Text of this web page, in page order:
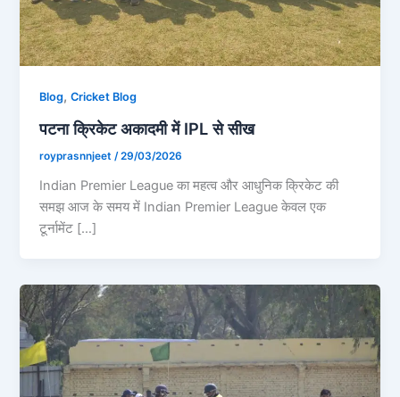
Blog,Cricket Blog
पटना क्रिकेट अकादमी में IPL से सीख
royprasnnjeet/29/03/2026
Indian Premier League का महत्व और आधुनिक क्रिकेट की
समझ आज के समय में Indian Premier League केवल एक
टूर्नामेंट […]